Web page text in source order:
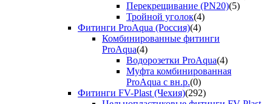
Перекрещивание (PN20)(5)
Тройной уголок(4)
Фитинги ProAqua (Россия)(4)
Комбинированные фитинги
ProAqua(4)
Водорозетки ProAqua(4)
Муфта комбинированная
ProAqua с вн.р.(0)
Фитинги FV-Plast (Чехия)(292)